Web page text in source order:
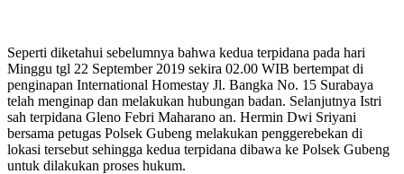
Seperti diketahui sebelumnya bahwa kedua terpidana pada hari
Minggu tgl 22 September 2019 sekira 02.00 WIB bertempat di
penginapan International Homestay Jl. Bangka No. 15 Surabaya
telah menginap dan melakukan hubungan badan. Selanjutnya Istri
sah terpidana Gleno Febri Maharano an. Hermin Dwi Sriyani
bersama petugas Polsek Gubeng melakukan penggerebekan di
lokasi tersebut sehingga kedua terpidana dibawa ke Polsek Gubeng
untuk dilakukan proses hukum.